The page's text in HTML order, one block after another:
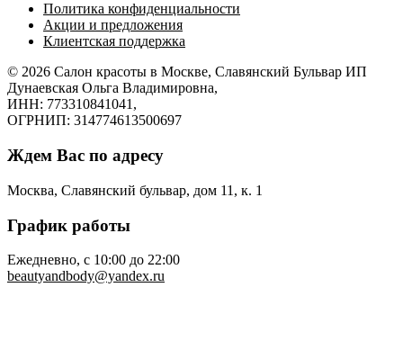
Политика конфиденциальности
Акции и предложения
Клиентская поддержка
© 2026 Салон красоты в Москве, Славянский Бульвар ИП
Дунаевская Ольга Владимировна,
ИНН: 773310841041,
ОГРНИП: 314774613500697
Ждем Вас по адресу
Москва, Славянский бульвар, дом 11, к. 1
График работы
Ежедневно, с 10:00 до 22:00
beautyandbody@yandex.ru